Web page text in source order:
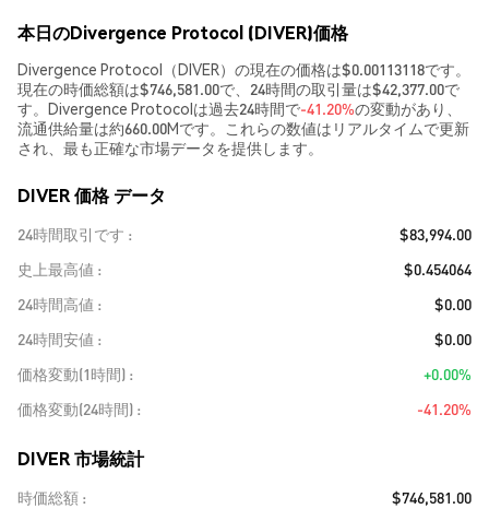
本日のDivergence Protocol (DIVER)価格
Divergence Protocol（DIVER）の現在の価格は$0.00113118です。
現在の時価総額は$746,581.00で、24時間の取引量は$42,377.00で
す。Divergence Protocolは過去24時間で-41.20%の変動があり、
流通供給量は約660.00Mです。これらの数値はリアルタイムで更新
され、最も正確な市場データを提供します。
DIVER 価格 データ
24時間取引です
$83,994.00
史上最高値
$0.454064
24時間高値
$0.00
24時間安値
$0.00
価格変動(1時間)
+0.00%
価格変動(24時間)
-41.20%
DIVER 市場統計
時価総額
$746,581.00